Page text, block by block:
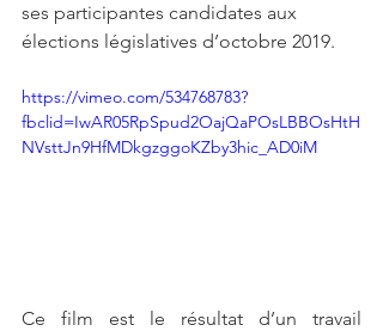
ses participantes candidates aux
élections législatives d’octobre 2019.
https://vimeo.com/534768783?
fbclid=IwAR05RpSpud2OajQaPOsLBBOsHtH
NVsttJn9HfMDkgzggoKZby3hic_AD0iM
Ce film est le résultat d’un travail